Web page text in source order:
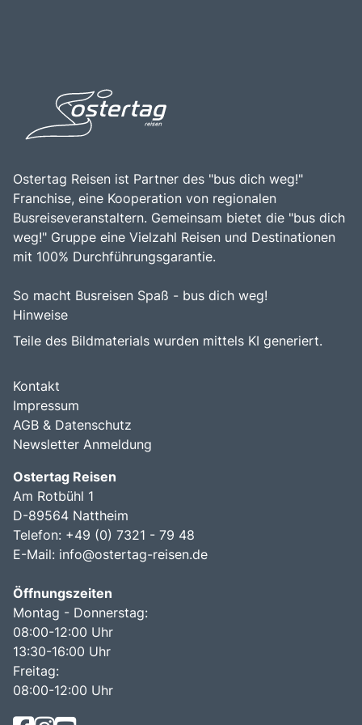
macht dieses Ziel zu einem unvergesslichen Erlebnis für
alle, die diese beeindruckende Destination erkunden
möchten.
Ostertag Reisen ist Partner des "bus dich weg!"
Franchise, eine Kooperation von regionalen
Busreiseveranstaltern. Gemeinsam bietet die "bus dich
weg!" Gruppe eine Vielzahl Reisen und Destinationen
mit 100% Durchführungsgarantie.
So macht Busreisen Spaß - bus dich weg!
Hinweise
Teile des Bildmaterials wurden mittels KI generiert.
Kontakt
Impressum
AGB & Datenschutz
Newsletter Anmeldung
Ostertag Reisen
Am Rotbühl 1
D-89564 Nattheim
Telefon: +49 (0) 7321 - 79 48
E-Mail: info@ostertag-reisen.de
Öffnungszeiten
Montag - Donnerstag:
08:00-12:00 Uhr
13:30-16:00 Uhr
Freitag:
08:00-12:00 Uhr